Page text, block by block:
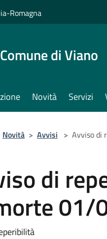
Romagna
Comune di Viano
Novità Servizi
Novità > Avvisi > Avviso di
di
01/